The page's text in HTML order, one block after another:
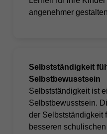
angenehmer
Selbstständigkeit
Selbstbewusstsein
Selbstständigkeit ist
Selbstbewusstsein.
der Selbstständigkeit
besseren